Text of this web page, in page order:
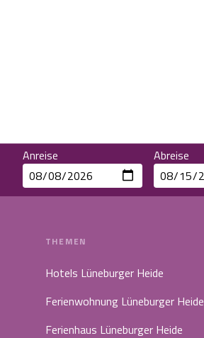
Anreise Abreise
THEMEN
Hotels Lüneburger Heide
Ferienwohnung Lüneburger Heide
Ferienhaus Lüneburger Heide